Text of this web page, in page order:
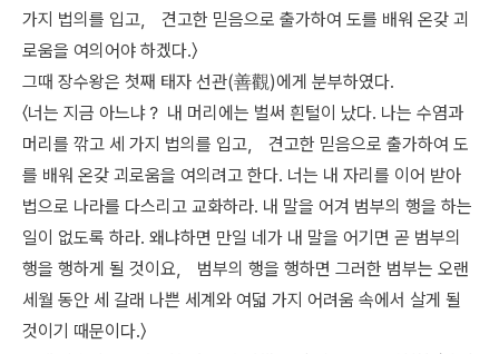
가지 법의를 입고， 견고한 믿음으로 출가하여 도를 배워 온갖 괴
로움을 여의어야 하겠다.〉
그때 장수왕은 첫째 태자 선관(善觀)에게 분부하였다.
〈너는 지금 아느냐？ 내 머리에는 벌써 흰털이 났다. 나는 수염과
머리를 깎고 세 가지 법의를 입고， 견고한 믿음으로 출가하여 도
를 배워 온갖 괴로움을 여의려고 한다. 너는 내 자리를 이어 받아
법으로 나라를 다스리고 교화하라. 내 말을 어겨 범부의 행을 하는
일이 없도록 하라. 왜냐하면 만일 네가 내 말을 어기면 곧 범부의
행을 행하게 될 것이요， 범부의 행을 행하면 그러한 범부는 오랜
세월 동안 세 갈래 나쁜 세계와 여덟 가지 어려움 속에서 살게 될
것이기 때문이다.〉